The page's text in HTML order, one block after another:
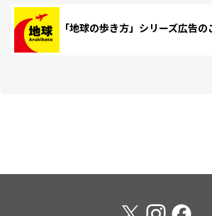
「地球の歩き方」シリーズ広告の